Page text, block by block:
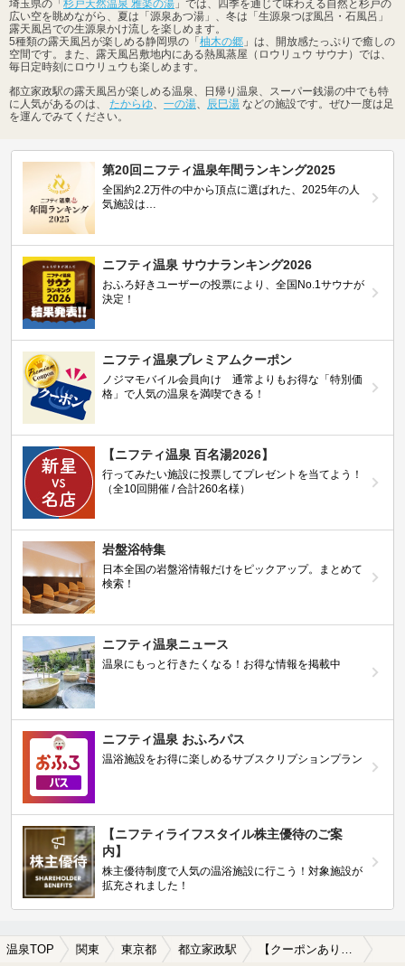
埼玉県の「 杉戸天然温泉 雅楽の湯 」では、四季を通じて味わえる自然と杉戸の
広い空を眺めながら、夏は「源泉あつ湯」、冬は「生源泉つぼ風呂・石風呂」
露天風呂での生源泉かけ流しを楽しめます。
5種類の露天風呂が楽しめる静岡県の「 柚木の郷 」は、開放感たっぷりで癒しの
空間です。また、露天風呂敷地内にある熱風蒸屋（ロウリュウ サウナ）では、
毎日定時刻にロウリュウも楽しめます。
都立家政駅の露天風呂が楽しめる温泉、日帰り温泉、スーパー銭湯の中でも特
に人気があるのは、 たからゆ、 一の湯、 辰巳湯 などの施設です。ぜひ一度は足
を運んでみてください。
第20回ニフティ温泉年間ランキング2025
全国約2.2万件の中から頂点に選ばれた、2025年の人
気施設は…
ニフティ温泉 サウナランキング2026
おふろ好きユーザーの投票により、全国No.1サウナが
決定！
ニフティ温泉プレミアムクーポン
ノジマモバイル会員向け 通常よりもお得な「特別価
格」で人気の温泉を満喫できる！
【ニフティ温泉 百名湯2026】
行ってみたい施設に投票してプレゼントを当てよう！
（全10回開催 / 合計260名様）
岩盤浴特集
日本全国の岩盤浴情報だけをピックアップ。まとめて
検索！
ニフティ温泉ニュース
温泉にもっと行きたくなる！お得な情報を掲載中
ニフティ温泉 おふろパス
温浴施設をお得に楽しめるサブスクリプションプラン
【ニフティライフスタイル株主優待のご案
内】
株主優待制度で人気の温浴施設に行こう！対象施設が
拡充されました！
温泉TOP 関東 東京都 都立家政駅